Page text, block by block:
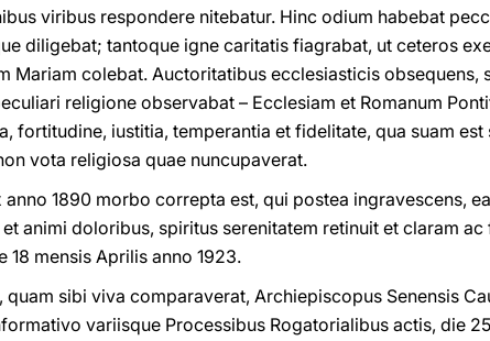
viribus respondere nitebatur. Hinc odium habebat
diligebat; tantoque igne caritatis fiagrabat, ut ceteros
Mariam colebat. Auctoritatibus ecclesiasticis obsequens,
religione observabat – Ecclesiam et Romanum
fortitudine, iustitia, temperantia et fidelitate, qua suam
vota religiosa quae nuncupaverat.
1890 morbo correpta est, qui postea ingravescens,
animi doloribus, spiritus serenitatem retinuit et claram
mensis Aprilis anno 1923.
sibi viva comparaverat, Archiepiscopus Senensis
variisque Processibus Rogatorialibus actis, die